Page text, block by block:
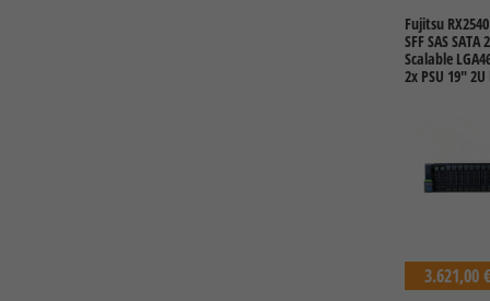
Fujitsu
SFF SAS
Scalable
2x PSU 19"
3.621,00 €